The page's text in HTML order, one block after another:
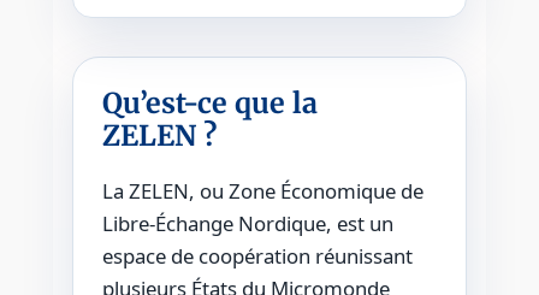
Qu’est-ce que la
ZELEN ?
La ZELEN, ou Zone Économique de
Libre-Échange Nordique, est un
espace de coopération réunissant
plusieurs États du Micromonde